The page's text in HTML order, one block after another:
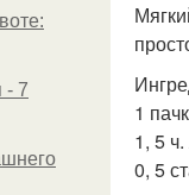
- 7
1
1, 5
0, 5